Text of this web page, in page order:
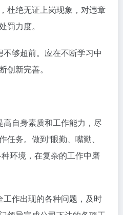
杜绝无证上岗现象，对违章
罚力度。
够超前。应在不断学习中
创新完善。
自身素质和工作能力，尽
务。做到“眼勤、嘴勤、
环境，在复杂的工作中磨
作出现的各种问题，及时